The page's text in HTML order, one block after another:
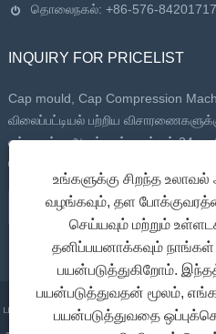
தொலைநகல்: +86-576-84201717
INQUIRY FOR PRICELIST
Cap mould, Cap Compression
விலைப்பட்டியல் பற்றிய
எங்களுக்கு அனுப்பவும், நாங்கள் 24
தொடர்புகொள்வோம்.
பதிப்புரிமை © 2022 Taizhou
உங்களுக்கு சிறந்த
வழங்கவும், தள
செய்யவும் மற்றும்
தனிப்பயனாக்கவும்
பயன்படுத்துகிறோம்.
பயன்படுத்துவதன் மூலம்,
பயன்படுத்துவதை